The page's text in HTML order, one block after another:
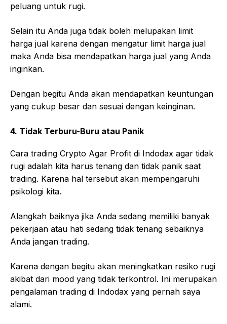
peluang untuk rugi.
Selain itu Anda juga tidak boleh melupakan limit
harga jual karena dengan mengatur limit harga jual
maka Anda bisa mendapatkan harga jual yang Anda
inginkan.
Dengan begitu Anda akan mendapatkan keuntungan
yang cukup besar dan sesuai dengan keinginan.
4. Tidak Terburu-Buru atau Panik
Cara trading Crypto Agar Profit di Indodax agar tidak
rugi adalah kita harus tenang dan tidak panik saat
trading. Karena hal tersebut akan mempengaruhi
psikologi kita.
Alangkah baiknya jika Anda sedang memiliki banyak
pekerjaan atau hati sedang tidak tenang sebaiknya
Anda jangan trading.
Karena dengan begitu akan meningkatkan resiko rugi
akibat dari mood yang tidak terkontrol. Ini merupakan
pengalaman trading di Indodax yang pernah saya
alami.